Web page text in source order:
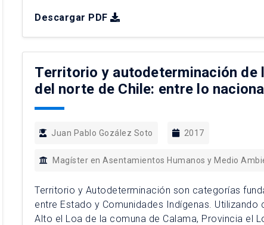
trama […]
Descargar PDF
Territorio y autodeterminación de
del norte de Chile: entre lo
Juan Pablo Gozález Soto 2017
Magíster en Asentamientos Humanos y Medio
Territorio y Autodeterminación son categorías
entre Estado y Comunidades Indígenas.
Alto el Loa de la comuna de Calama, Provincia el